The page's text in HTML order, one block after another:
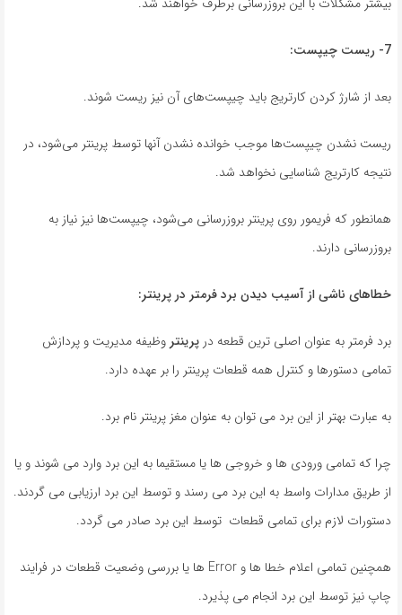
7- ریست چیپست:
بعد از شارژ کردن کارتریج باید چیپست‌های آن نیز ریست شوند.
ریست نشدن چیپست‌ها موجب خوانده نشدن آنها توسط پرینتر می‌شود، در
نتیجه کارتریج شناسایی نخواهد شد.
همانطور که فریمور روی پرینتر بروزرسانی می‌شود، چیپست‌ها نیز نیاز به
بروزرسانی دارند.
خطاهای ناشی از آسیب دیدن برد فرمتر در پرینتر:
برد فرمتر به عنوان اصلی ترین قطعه در پرینتر وظیفه مدیریت و پردازش
تمامی دستورها و کنترل همه قطعات پرینتر را بر عهده دارد.
به عبارت بهتر از این برد می توان به عنوان مغز پرینتر نام برد.
چرا که تمامی ورودی ها و خروجی ها یا مستقیما به این برد وارد می شوند و یا
از طریق مدارات واسط به این برد می رسند و توسط این برد ارزیابی می گردند.
دستورات لازم برای تمامی قطعات توسط این برد صادر می گردد.
همچنین تمامی اعلام خطا ها و Error ها یا بررسی وضعیت قطعات در فرایند
چاپ نیز توسط این برد انجام می پذیرد.